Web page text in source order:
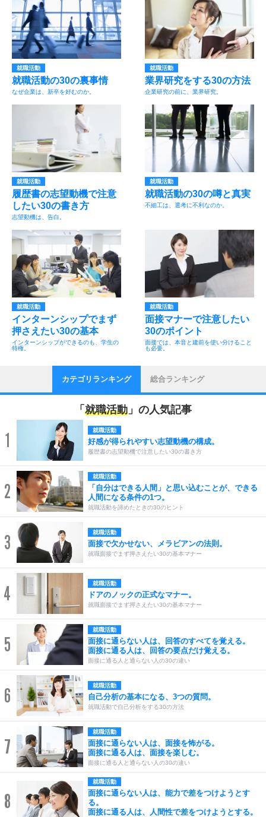
就職活動
就職活動の30の裏事情
なぜ企業は、新卒を好むのか。
就職活動
業界研究をする30の方法
企業研究の前に、業界研究。
就職活動
履歴書の志望動機で注意
したい30の書き方
志望動機は、告白。
就職活動
就職活動の30の噂と真実
不細工は、選考に不利なのか。
就職活動
インターンシップでまず
押さえたい30の基本
インターンシップができるのも、学生の
特権。
就職活動
面接マナーで注意したい
30のポイント
面接では、本音と建前を使い分けること
も必要。
カテゴリランキング 総合ランキング
「 就職活動 」の人気記事
1 就職活動
好感が得られやすい志望動機の構成。
履歴書の志望動機で注意したい30の書き方
2
就職活動
「自分はできる人間」と思い込むことが、できる
人間になる条件の1つ。
就職活動を諦めたときの30のヒント
3 就職活動
面接で欠かせない、メラビアンの法則。
就職面接でまず押さえたい30の基本マナー
4 就職活動
ドアのノックの正式なマナー。
就職面接でまず押さえたい30の基本マナー
5
就職活動
面接に通らない人は、回答のすべてを覚える。
面接に通る人は、回答の要点だけ覚える。
面接に通る人と通らない人の30の違い
6 就職活動
自己分析の基本になる、3つの質問。
就職活動で自己分析をする30の方法
7
就職活動
面接に通らない人は、面接を怖がる。
面接に通る人は、面接を楽しむ。
面接に通る人と通らない人の30の違い
8
就職活動
面接に通らない人は、能力で差をつけようとす
る。
面接に通る人は、人間性で差をつけようとする。